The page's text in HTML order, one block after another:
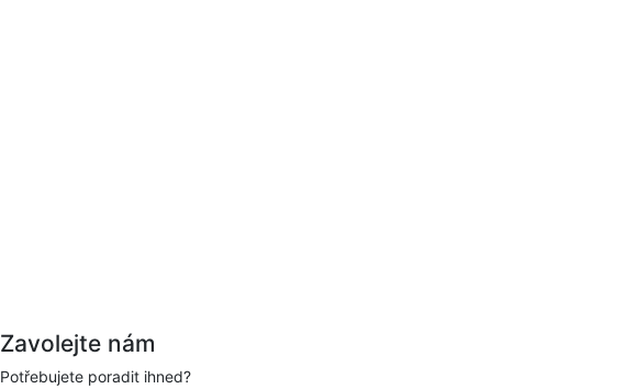
Zavolejte nám
Potřebujete poradit ihned?